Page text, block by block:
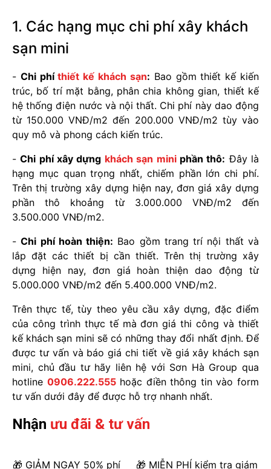
1. Các hạng mục chi phí xây khách
sạn mini
- Chi phíthiết kế khách sạn: Bao gồm thiết kế kiến
trúc, bố trí mặt bằng, phân chia không gian, thiết kế
hệ thống điện nước và nội thất. Chi phí này dao động
từ 150.000 VNĐ/m2 đến 200.000 VNĐ/m2 tùy vào
quy mô và phong cách kiến trúc.
-Chi phí xây dựng khách sạn miniphần thô: Đây là
hạng mục quan trọng nhất, chiếm phần lớn chi phí.
Trên thị trường xây dựng hiện nay, đơn giá xây dựng
phần thô khoảng từ 3.000.000 VNĐ/m2 đến
3.500.000 VNĐ/m2.
-Chi phí hoàn thiện: Bao gồm trang trí nội thất và
lắp đặt các thiết bị cần thiết. Trên thị trường xây
dựng hiện nay, đơn giá hoàn thiện dao động từ
5.000.000 VNĐ/m2 đến 5.400.000 VNĐ/m2.
Trên thực tế, tùy theo yêu cầu xây dựng, đặc điểm
của công trình thực tế mà đơn giá thi công và thiết
kế khách sạn mini sẽ có những thay đổi nhất định. Để
được tư vấn và báo giá chi tiết về giá xây khách sạn
mini, chủ đầu tư hãy liên hệ với Sơn Hà Group qua
hotline 0906.222.555hoặc điền thông tin vào form
tư vấn dưới đây để được hỗ trợ nhanh nhất.
Nhận ưu đãi & tư vấn
🎁 GIẢM NGAY 50% phí
🎁 MIỄN PHÍ kiểm tra giám